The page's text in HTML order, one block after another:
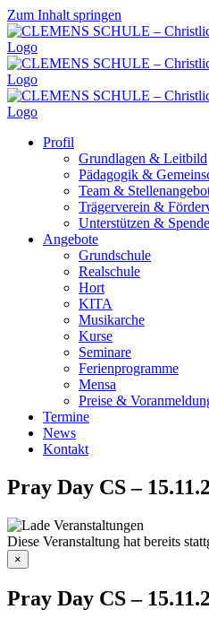
Zum Inhalt springen
Profil
Grundlagen & Leitbild
Pädagogik &
Team &
Trägerverein &
Unterstützen &
Angebote
Grundschule
Realschule
Hort
KITA
Musikarche
Kurse
Seminare
Ferienprogramme
Mensa
Preise &
Termine
News
Kontakt
Pray Day CS –
Diese Veranstaltung hat bereits
×
Pray Day CS –